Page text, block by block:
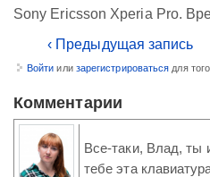
Sony Ericsson Xperia Pro.
‹ Предыдущая запись
Войти или зарегистрироваться для
Комментарии
Все-таки, Влад, ты
тебе эта